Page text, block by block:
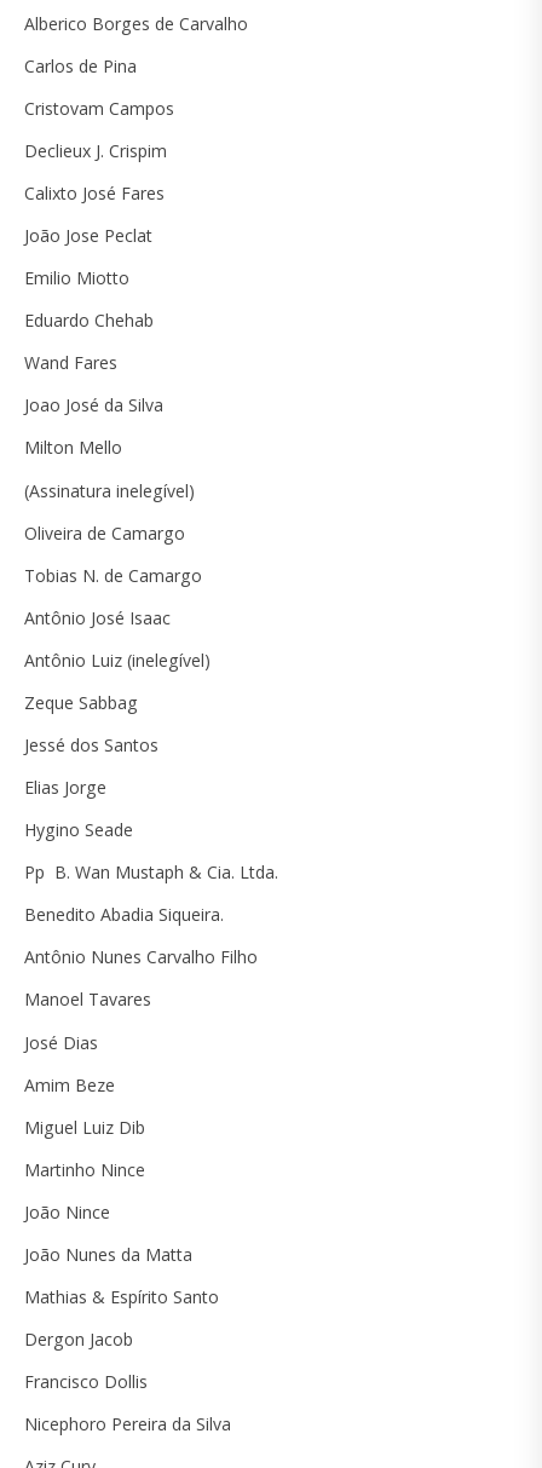
Alberico Borges de Carvalho
Carlos de Pina
Cristovam Campos
Declieux J. Crispim
Calixto José Fares
João Jose Peclat
Emilio Miotto
Eduardo Chehab
Wand Fares
Joao José da Silva
Milton Mello
(Assinatura inelegível)
Oliveira de Camargo
Tobias N. de Camargo
Antônio José Isaac
Antônio Luiz (inelegível)
Zeque Sabbag
Jessé dos Santos
Elias Jorge
Hygino Seade
Pp B. Wan Mustaph & Cia. Ltda.
Benedito Abadia Siqueira.
Antônio Nunes Carvalho Filho
Manoel Tavares
José Dias
Amim Beze
Miguel Luiz Dib
Martinho Nince
João Nince
João Nunes da Matta
Mathias & Espírito Santo
Dergon Jacob
Francisco Dollis
Nicephoro Pereira da Silva